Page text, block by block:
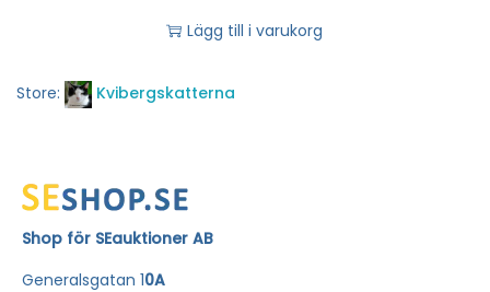
Lägg till i varukorg
Store: Kvibergskatterna
Shop för SEauktioner AB
Generalsgatan 10A